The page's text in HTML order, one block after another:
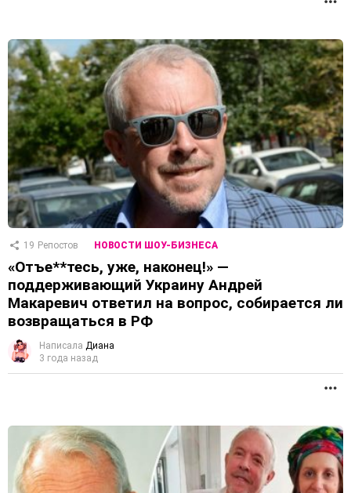
19 Репостов НОВОСТИ ШОУ-БИЗНЕСА
«Отъе**тесь, уже, наконец!» —
поддерживающий Украину Андрей
Макаревич ответил на вопрос, собирается ли
возвращаться в РФ
Написала Диана
3 года назад